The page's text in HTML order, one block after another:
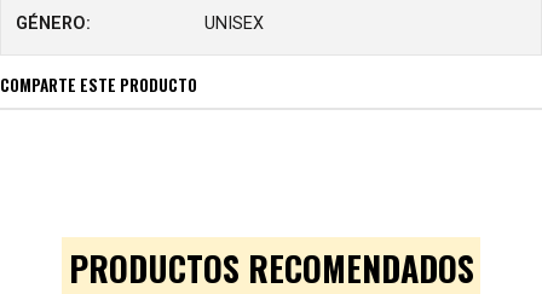
GÉNERO: UNISEX
COMPARTE ESTE PRODUCTO
PRODUCTOS RECOMENDADOS